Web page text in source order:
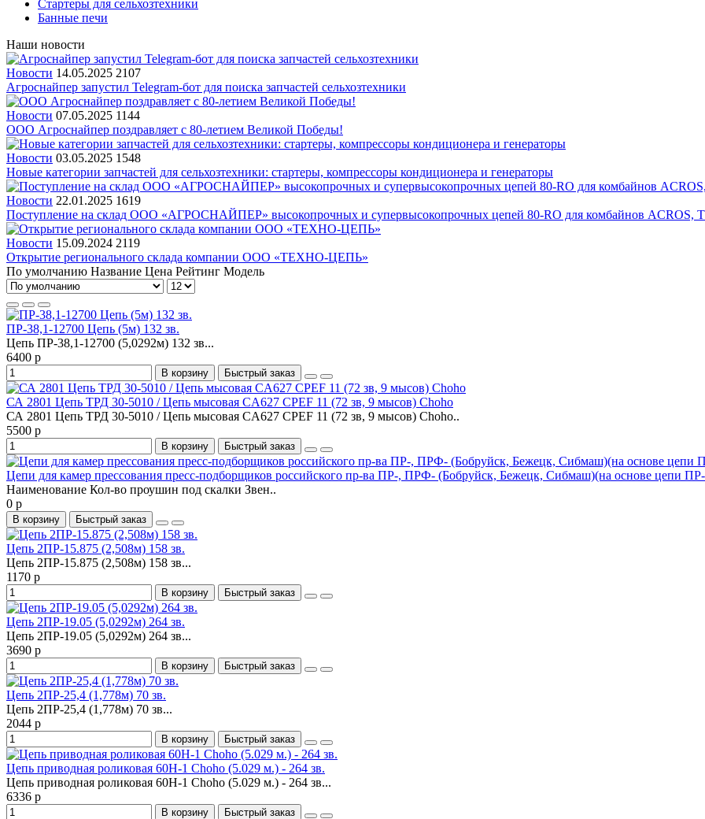
Стартеры для сельхозтехники
Банные печи
Наши новости
Новости 14.05.2025 2107
Агроснайпер запустил Telegram-бот для поиска запчастей сельхозтехники
Новости 07.05.2025 1144
ООО Агроснайпер поздравляет с 80-летием Великой Победы!
Новости 03.05.2025 1548
Новые категории запчастей для сельхозтехники: стартеры, компрессоры кондиционера и генераторы
Новости 22.01.2025 1619
Поступление на склад ООО «АГРОСНАЙПЕР» высокопрочных и супервысокопрочных цепей 80-RO для комбайнов ACROS,
Новости 15.09.2024 2119
Открытие регионального склада компании ООО «ТЕХНО-ЦЕПЬ»
По умолчанию Название Цена Рейтинг Модель
ПР-38,1-12700 Цепь (5м) 132 зв.
Цепь ПР-38,1-12700 (5,0292м) 132 зв...
6400 р
В корзину Быстрый заказ
СА 2801 Цепь ТРД 30-5010 / Цепь мысовая CA627 CPEF 11 (72 зв, 9 мысов) Choho
СА 2801 Цепь ТРД 30-5010 / Цепь мысовая CA627 CPEF 11 (72 зв, 9 мысов) Choho..
5500 р
В корзину Быстрый заказ
Цепи для камер прессования пресс-подборщиков российского пр-ва ПР-, ПРФ- (Бобруйск, Бежецк, Сибмаш)(на основе цепи
Наименование Кол-во проушин под скалки Звен..
0 р
В корзину Быстрый заказ
Цепь 2ПР-15.875 (2,508м) 158 зв.
Цепь 2ПР-15.875 (2,508м) 158 зв...
1170 р
В корзину Быстрый заказ
Цепь 2ПР-19.05 (5,0292м) 264 зв.
Цепь 2ПР-19.05 (5,0292м) 264 зв...
3690 р
В корзину Быстрый заказ
Цепь 2ПР-25,4 (1,778м) 70 зв.
Цепь 2ПР-25,4 (1,778м) 70 зв...
2044 р
В корзину Быстрый заказ
Цепь приводная роликовая 60H-1 Choho (5.029 м.) - 264 зв.
Цепь приводная роликовая 60H-1 Choho (5.029 м.) - 264 зв...
6336 р
В корзину Быстрый заказ